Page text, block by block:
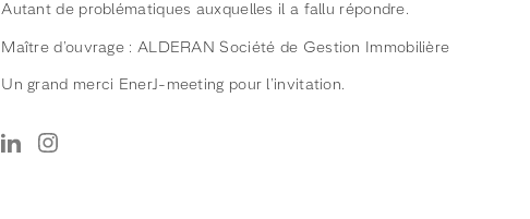
Autant de problématiques auxquelles il a fallu répondre.
Maître d’ouvrage : ALDERAN Société de Gestion Immobilière
Un grand merci EnerJ-meeting pour l’invitation.